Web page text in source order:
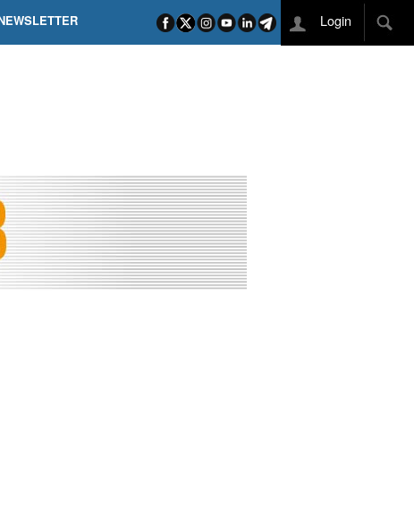
INCORONA CARAPAZ
DI PHILIPSEN SU SCHMID E KOOIJ
Login